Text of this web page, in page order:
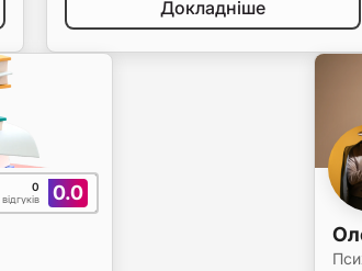
Докладніше
0.0
0
відгуків